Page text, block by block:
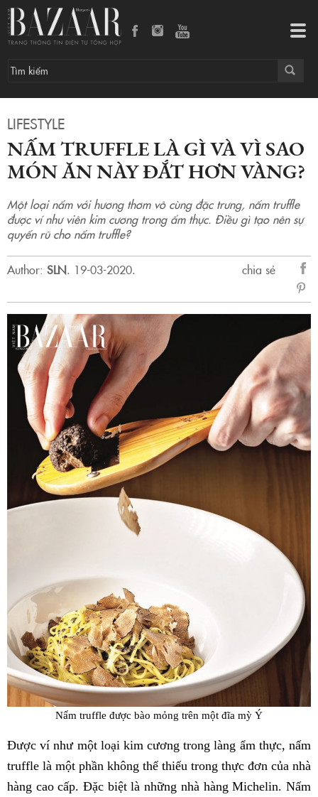
LIFESTYLE
NẤM TRUFFLE LÀ GÌ VÀ VÌ SAO
MÓN ĂN NÀY ĐẮT HƠN VÀNG?
Một loại nấm với hương thơm vô cùng đặc trưng, nấm truffle
được ví như viên kim cương trong ẩm thực. Điều gì tạo nên sự
quyến rũ cho nấm truffle?
Author: SLN. 19-03-2020.
chia sẻ
sẻ
Nấm truffle được bào mỏng trên một đĩa mỳ Ý
Được ví như một loại kim cương trong làng ẩm thực, nấm
truffle là một phần không thể thiếu trong thực đơn của nhà
hàng cao cấp. Đặc biệt là những nhà hàng Michelin. Nấm
Nấm truffle là gì và vì sao món ăn này đắt hơn vàng?